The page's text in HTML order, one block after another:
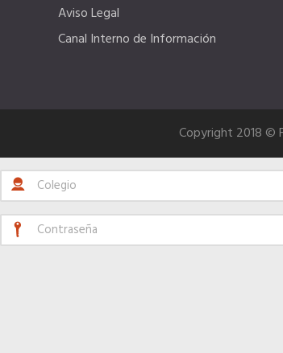
Aviso Legal
Canal Interno de Información
Copyright 2018 ©